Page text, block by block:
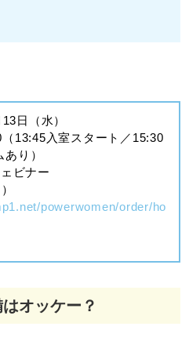
日（水）
13:45入室スタート／15:30
り）
ビナー
powerwomen/order/ho
オッケー？